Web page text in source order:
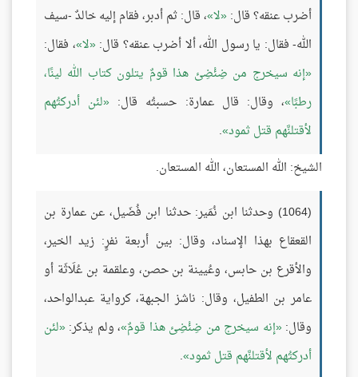
أضرب عنقه؟ قال: لا ، قال: ثم أدبر، فقام إليه خالدٌ -سيف
الله- فقال: يا رسول الله، ألا أضرب عنقه؟ قال: لا ، فقال:
إنه سيخرج من ضِئْضِئ هذا قومٌ يتلون كتاب الله لينًا،
رطبًا ، وقال: قال عمارة: حسبتُه قال:
لئن أدركتُهم
لأقتلنَّهم قتل ثمود .
الشيخ: الله المستعان، الله المستعان.
(1064) وحدثنا ابن نُمَير: حدثنا ابن فُضَيل، عن عمارة بن
القعقاع بهذا الإسناد، وقال: بين أربعة نفرٍ: زيد الخير،
والأقرع بن حابس، وعُيينة بن حصن، وعلقمة بن عُلَاثَة أو
عامر بن الطفيل، وقال: ناشز الجبهة، كرواية عبدالواحد،
وقال: إنه سيخرج من ضِئْضِئ هذا قومٌ ، ولم يذكر: لئن
أدركتُهم لأقتلنَّهم قتل ثمود .